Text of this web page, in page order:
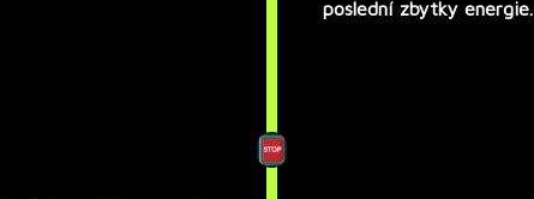
poslední zbytky energie.